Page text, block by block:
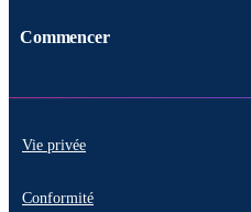
Commencer
Vie privée
Conformité